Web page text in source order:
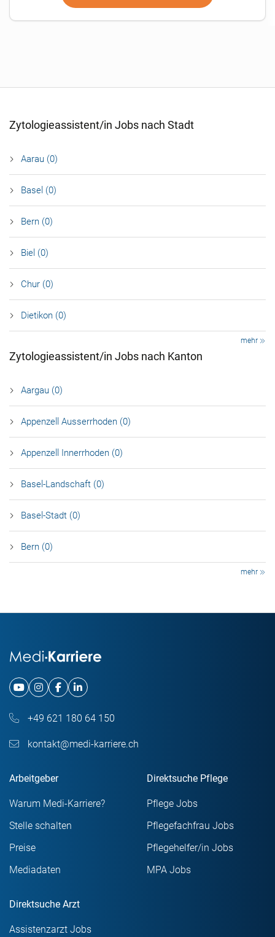
Zytologieassistent/in Jobs nach Stadt
Aarau (0)
Basel (0)
Bern (0)
Biel (0)
Chur (0)
Dietikon (0)
mehr
Zytologieassistent/in Jobs nach Kanton
Aargau (0)
Appenzell Ausserrhoden (0)
Appenzell Innerrhoden (0)
Basel-Landschaft (0)
Basel-Stadt (0)
Bern (0)
mehr
+49 621 180 64 150
kontakt@medi-karriere.ch
Arbeitgeber
Warum Medi-Karriere?
Stelle schalten
Preise
Mediadaten
Direktsuche Pflege
Pflege Jobs
Pflegefachfrau Jobs
Pflegehelfer/in Jobs
MPA Jobs
Direktsuche Arzt
Assistenzarzt Jobs